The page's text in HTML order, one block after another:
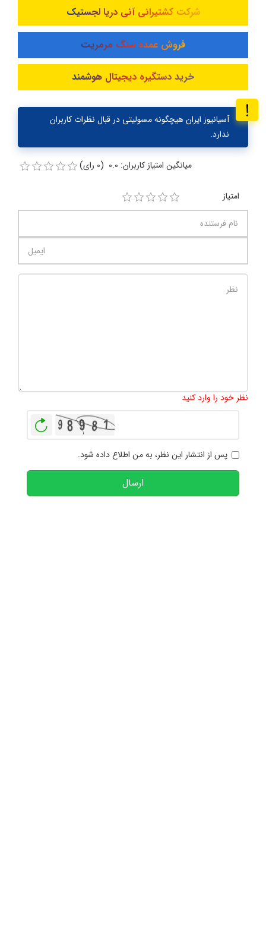
شرکت کشتیرانی آنی دریا لجستیک
فروش عمده سنگ مرمریت
خرید دستگیره دیجیتال هوشمند
آسیانیوز ایران هیچگونه مسولیتی در قبال نظرات کاربران
ندارد.
میانگین امتیاز کاربران: 0.0 (0 رای)
امتیاز
نظر خود را وارد کنید
پس از انتشار این نظر، به من اطلاع داده شود.
ارسال